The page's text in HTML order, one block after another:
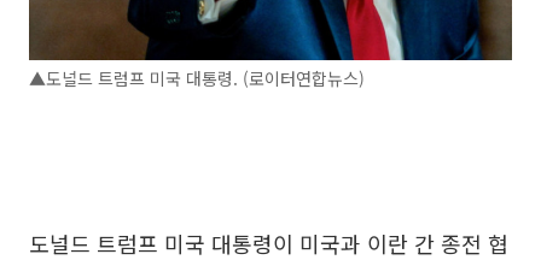
▲도널드 트럼프 미국 대통령. (로이터연합뉴스)
도널드 트럼프 미국 대통령이 미국과 이란 간 종전 협